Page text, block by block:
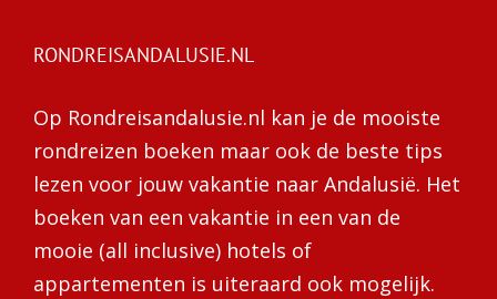
RONDREISANDALUSIE.NL
Op Rondreisandalusie.nl kan je de mooiste
rondreizen boeken maar ook de beste tips
lezen voor jouw vakantie naar Andalusië. Het
boeken van een vakantie in een van de
mooie (all inclusive) hotels of
appartementen is uiteraard ook mogelijk.